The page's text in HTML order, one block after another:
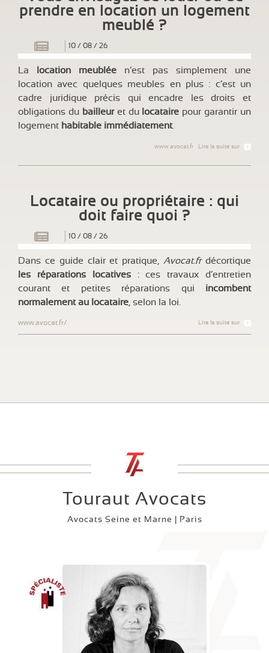
prendre en location un logement
meublé ?
10 /08 /26
La location meublée n’est pas simplement une
location avec quelques meubles en plus : c’est un
cadre juridique précis qui encadre les droits et
obligations du bailleuret du locataire pour garantir un
logement habitable immédiatement.
Lire la suite sur
www.avocat.fr
Locataire ou propriétaire : qui
doit faire quoi ?
10 /08 /26
Dans ce guide clair et pratique, Avocat.frdécortique
les réparations locatives: ces travaux d’entretien
courant et petites réparations qui incombent
normalement au locataire , selon la loi.
Lire la suite sur
www.avocat.fr/
Touraut Avocats
Avocats Seine et Marne | Paris